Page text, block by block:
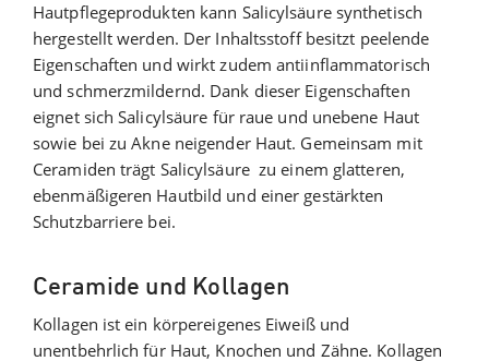
Hautpflegeprodukten kann Salicylsäure synthetisch
hergestellt werden. Der Inhaltsstoff besitzt peelende
Eigenschaften und wirkt zudem antiinflammatorisch
und schmerzmildernd. Dank dieser Eigenschaften
eignet sich Salicylsäure für raue und unebene Haut
sowie bei zu Akne neigender Haut. Gemeinsam mit
Ceramiden trägt Salicylsäure zu einem glatteren,
ebenmäßigeren Hautbild und einer gestärkten
Schutzbarriere bei.
Ceramide und Kollagen
Kollagen ist ein körpereigenes Eiweiß und
unentbehrlich für Haut, Knochen und Zähne. Kollagen